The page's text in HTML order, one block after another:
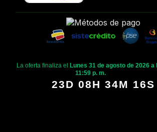
La oferta finaliza el
Lunes 31 de agosto de 2026 a
11:59 p. m.
23D 08H 34M 16S